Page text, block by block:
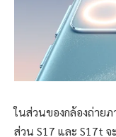
ในส่วนของกล้องถ่าย
ส่วน S17 และ S17t